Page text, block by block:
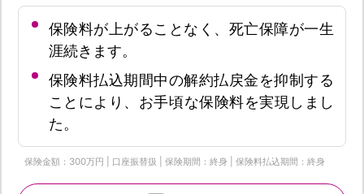
保険料が上がることなく、死亡保障が一生
涯続きます。
保険料払込期間中の解約払戻金を抑制する
ことにより、お手頃な保険料を実現しまし
た。
保険金額：300万円 | 口座振替扱 | 保険期間：終身 | 保険料払込期間：終身